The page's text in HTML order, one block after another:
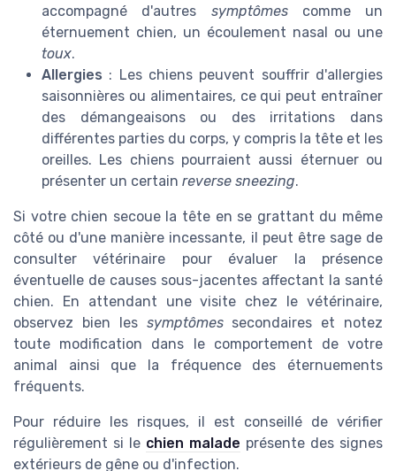
accompagné d'autres symptômescomme un
éternuement chien, un écoulement nasal ou une
toux.
Allergies : Les chiens peuvent souffrir d'allergies
saisonnières ou alimentaires, ce qui peut entraîner
des démangeaisons ou des irritations dans
différentes parties du corps, y compris la tête et les
oreilles. Les chiens pourraient aussi éternuer ou
présenter un certain reverse sneezing.
Si votre chien secoue la tête en se grattant du même
côté ou d'une manière incessante, il peut être sage de
consulter vétérinaire pour évaluer la présence
éventuelle de causes sous-jacentes affectant la santé
chien. En attendant une visite chez le vétérinaire,
observez bien les symptômessecondaires et notez
toute modification dans le comportement de votre
animal ainsi que la fréquence des éternuements
fréquents.
Pour réduire les risques, il est conseillé de vérifier
régulièrement si le chien malade présente des signes
extérieurs de gêne ou d'infection.